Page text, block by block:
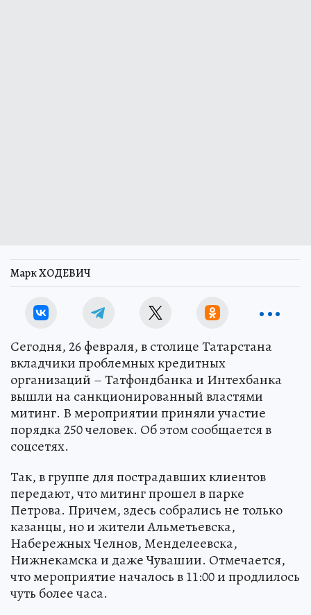
Марк ХОДЕВИЧ
Сегодня, 26 февраля, в столице Татарстана
вкладчики проблемных кредитных
организаций – Татфондбанка и Интехбанка
вышли на санкционированный властями
митинг. В мероприятии приняли участие
порядка 250 человек. Об этом сообщается в
соцсетях.
Так, в группе для пострадавших клиентов
передают, что митинг прошел в парке
Петрова. Причем, здесь собрались не только
казанцы, но и жители Альметьевска,
Набережных Челнов, Менделеевска,
Нижнекамска и даже Чувашии. Отмечается,
что мероприятие началось в 11:00 и продлилось
чуть более часа.